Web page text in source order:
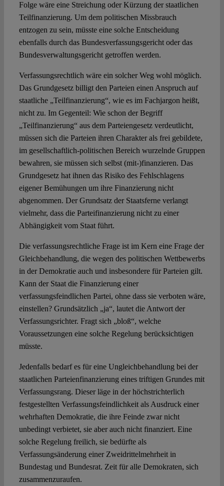
Folge wäre eine Streichung oder Kürzung der staatlichen
Teilfinanzierung. Um dem politischen Missbrauch
entzogen zu sein, müsste eine solche Entscheidung
ebenfalls durch das Bundesverfassungsgericht oder das
Bundesverwaltungsgericht getroffen werden.
Verfassungsrechtlich wäre ein solcher Weg wohl möglich.
Das Grundgesetz billigt den Parteien einen Anspruch auf
staatliche „Teilfinanzierung“, wie es im Fachjargon heißt,
nicht zu. Im Gegenteil: Wie schon der Begriff
„Teilfinanzierung“ aus dem Parteiengesetz verdeutlicht,
müssen sich die Parteien ihren Charakter als frei gebildete,
im gesellschaftlich-politischen Bereich wurzelnde Gruppen
bewahren, sie müssen sich selbst (mit-)finanzieren. Das
Grundgesetz hat ihnen das Risiko des Fehlschlagens
eigener Bemühungen um ihre Finanzierung nicht
abgenommen. Der Grundsatz der Staatsferne verlangt
vielmehr, dass die Parteifinanzierung nicht zu einer
Abhängigkeit vom Staat führt.
Die verfassungsrechtliche Frage ist im Kern eine Frage der
Gleichbehandlung, die wegen des politischen Wettbewerbs
in der Demokratie auch und insbesondere für Parteien gilt.
Kann der Staat die Finanzierung einer
verfassungsfeindlichen Partei, ohne dass sie verboten wäre,
einstellen? Grundsätzlich „ja“, lautet die Antwort der
Verfassungsrichter. Fragt sich „bloß“, welche
Voraussetzungen eine solche Regelung berücksichtigen
müsste.
Jedenfalls bedarf es für eine Ungleichbehandlung bei der
staatlichen Parteienfinanzierung eines triftigen Grundes mit
Verfassungsrang. Dieser läge in der höchstrichterlich
festgestellten Verfassungsfeindlichkeit als Ausdruck einer
wehrhaften Demokratie, die ihre Feinde zwar nicht
unbedingt verbietet, sie aber auch nicht finanziert. Eine
solche Regelung freilich, sie bedürfte als
Verfassungsänderung einer Zweidrittelmehrheit in
Bundestag und Bundesrat. Zeit für alle Demokraten, sich
zusammenzuraufen.